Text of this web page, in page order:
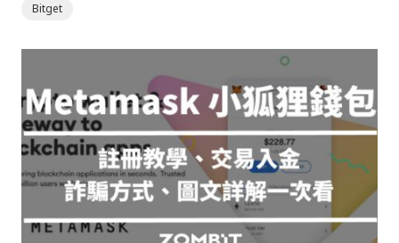
Bitget